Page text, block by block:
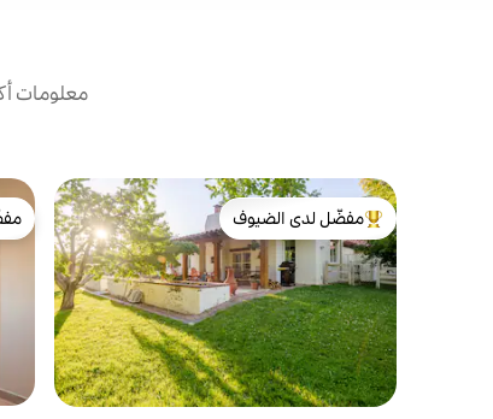
معلومات
من أبرز البيوت المفضّلة لدى الضيوف
مفضّل لدى الضيوف